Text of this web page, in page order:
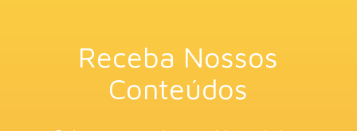
Receba Nossos
Conteúdos